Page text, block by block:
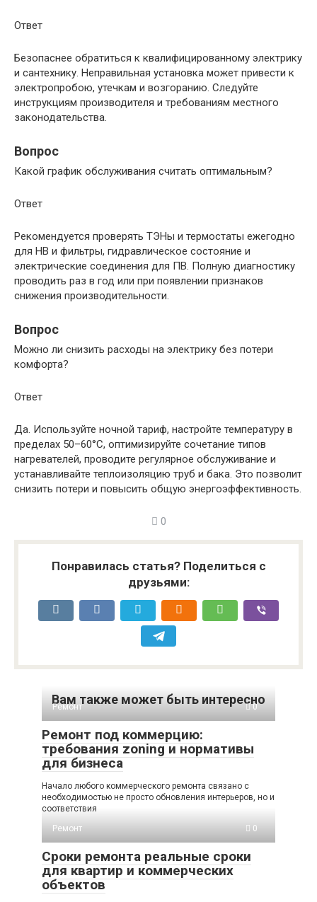
Ответ
Безопаснее обратиться к квалифицированному электрику
и сантехнику. Неправильная установка может привести к
электропробою, утечкам и возгоранию. Следуйте
инструкциям производителя и требованиям местного
законодательства.
Вопрос
Какой график обслуживания считать оптимальным?
Ответ
Рекомендуется проверять ТЭНы и термостаты ежегодно
для НВ и фильтры, гидравлическое состояние и
электрические соединения для ПВ. Полную диагностику
проводить раз в год или при появлении признаков
снижения производительности.
Вопрос
Можно ли снизить расходы на электрику без потери
комфорта?
Ответ
Да. Используйте ночной тариф, настройте температуру в
пределах 50–60°C, оптимизируйте сочетание типов
нагревателей, проводите регулярное обслуживание и
устанавливайте теплоизоляцию труб и бака. Это позволит
снизить потери и повысить общую энергоэффективность.
0
Понравилась статья? Поделиться с
друзьями:
Вам также может быть интересно
Ремонт 0
Ремонт под коммерцию:
требования zoning и нормативы
для бизнеса
Начало любого коммерческого ремонта связано с
необходимостью не просто обновления интерьеров, но и
соответствия
Ремонт
0
Сроки ремонта реальные сроки
для квартир и коммерческих
объектов